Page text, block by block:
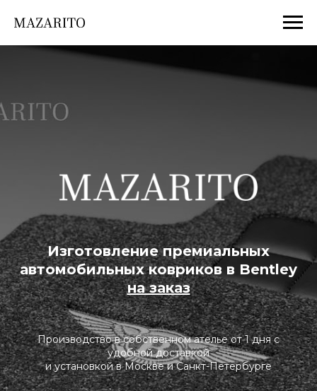
Изготовление премиальных
автомобильных ковриков в Bentley
на заказ
Производство в собственном ателье от 1 дня с
удобной доставкой
и установкой в Москве и Санкт-Петербурге